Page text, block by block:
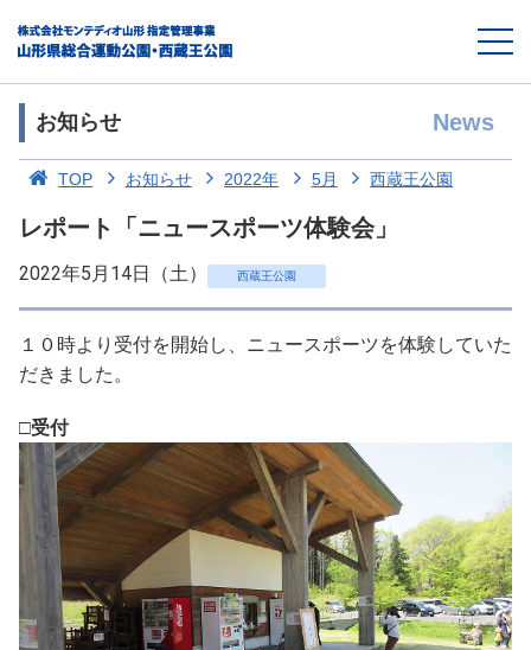
お知らせ News
TOP お知らせ 2022年 5月 西蔵王公園
レポート「ニュースポーツ体験会」
2022年5月14日（土） 西蔵王公園
１０時より受付を開始し、ニュースポーツを体験していた
だきました。
□受付